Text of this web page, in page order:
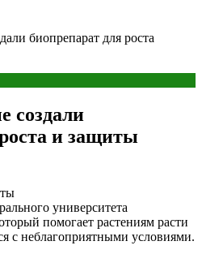
биопрепарат для роста
создали
и защиты
университета
помогает растениям расти
с неблагоприятными условиями.